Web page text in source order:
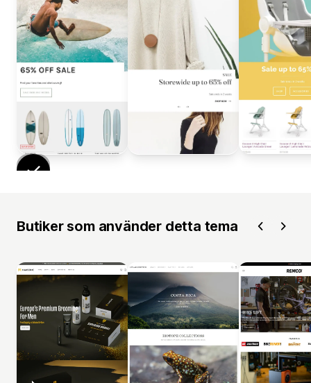
Butiker som använder detta tema